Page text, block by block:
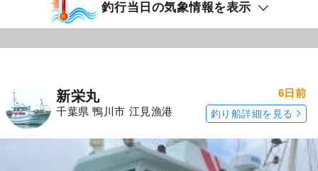
釣行当日の気象情報を表示
新栄丸
千葉県 鴨川市 江見漁港
6日前
釣り船詳細を見る